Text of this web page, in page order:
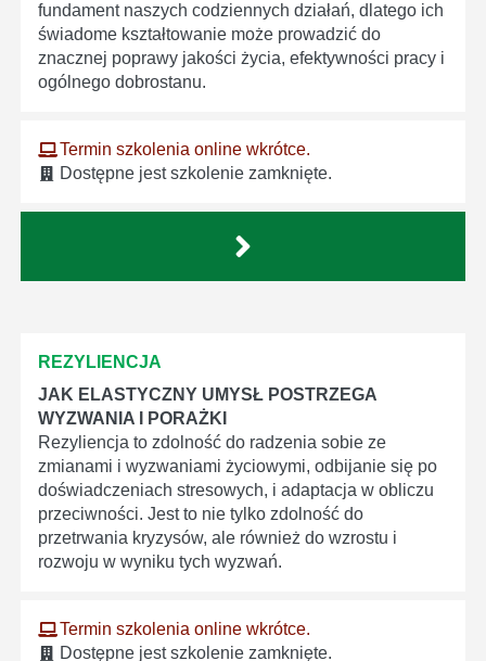
fundament naszych codziennych działań, dlatego ich
świadome kształtowanie może prowadzić do
znacznej poprawy jakości życia, efektywności pracy i
ogólnego dobrostanu.
Termin szkolenia online wkrótce.
Dostępne jest szkolenie zamknięte.
REZYLIENCJA
JAK ELASTYCZNY UMYSŁ POSTRZEGA
WYZWANIA I PORAŻKI
Rezyliencja to zdolność do radzenia sobie ze
zmianami i wyzwaniami życiowymi, odbijanie się po
doświadczeniach stresowych, i adaptacja w obliczu
przeciwności. Jest to nie tylko zdolność do
przetrwania kryzysów, ale również do wzrostu i
rozwoju w wyniku tych wyzwań.
Termin szkolenia online wkrótce.
Dostępne jest szkolenie zamknięte.